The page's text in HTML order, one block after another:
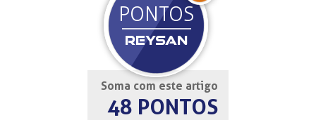
Soma com este artigo
48 PONTOS
PONTOS
REYSAN
JOIN